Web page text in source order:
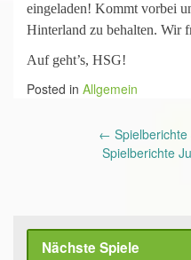
eingeladen! Kommt vorbei
Hinterland zu behalten. Wir
Auf geht’s, HSG!
Posted in Allgemein
←
Spielberichte
Nächste Spiele